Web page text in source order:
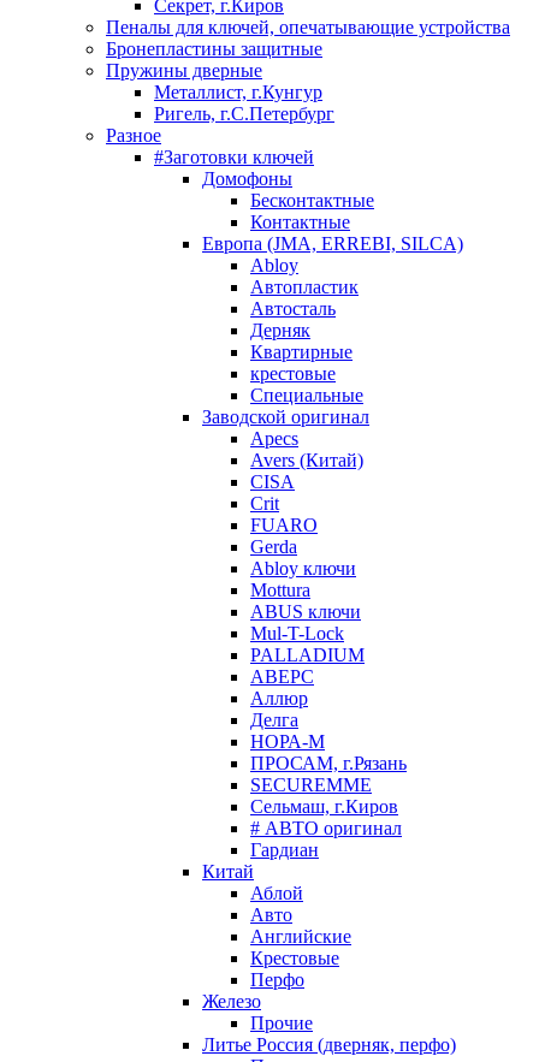
Секрет, г.Киров
Пеналы для ключей, опечатывающие устройства
Бронепластины защитные
Пружины дверные
Металлист, г.Кунгур
Ригель, г.С.Петербург
Разное
#Заготовки ключей
Домофоны
Бесконтактные
Контактные
Европа (JMA, ERREBI, SILCA)
Abloy
Автопластик
Автосталь
Дерняк
Квартирные
крестовые
Специальные
Заводской оригинал
Apecs
Avers (Китай)
CISA
Crit
FUARO
Gerda
Abloy ключи
Mottura
ABUS ключи
Mul-T-Lock
PALLADIUM
АВЕРС
Аллюр
Делга
НОРА-М
ПРОСАМ, г.Рязань
SECUREMME
Сельмаш, г.Киров
# АВТО оригинал
Гардиан
Китай
Аблой
Авто
Английские
Крестовые
Перфо
Железо
Прочие
Литье Россия (дверняк, перфо)